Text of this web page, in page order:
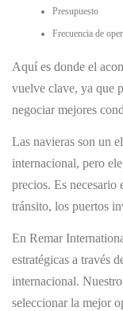
Presupuesto
Frecuencia de
Aquí es donde el
vuelve clave, ya que
negociar mejores
Las navieras son un
internacional, pero
precios. Es necesario
tránsito, los puertos
En Remar
estratégicas a través
internacional.
seleccionar la mejor